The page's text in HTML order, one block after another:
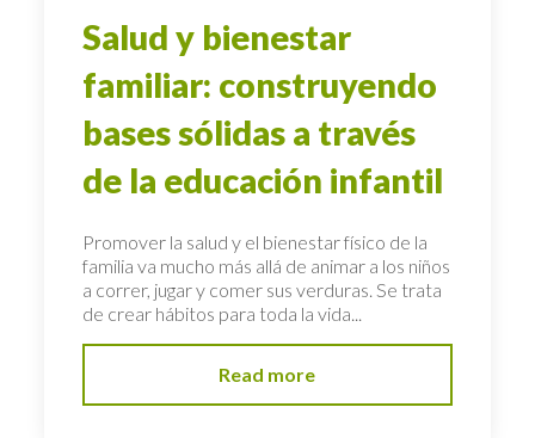
Salud y bienestar
familiar: construyendo
bases sólidas a través
de la educación infantil
Promover la salud y el bienestar físico de la
familia va mucho más allá de animar a los niños
a correr, jugar y comer sus verduras. Se trata
de crear hábitos para toda la vida...
Read more